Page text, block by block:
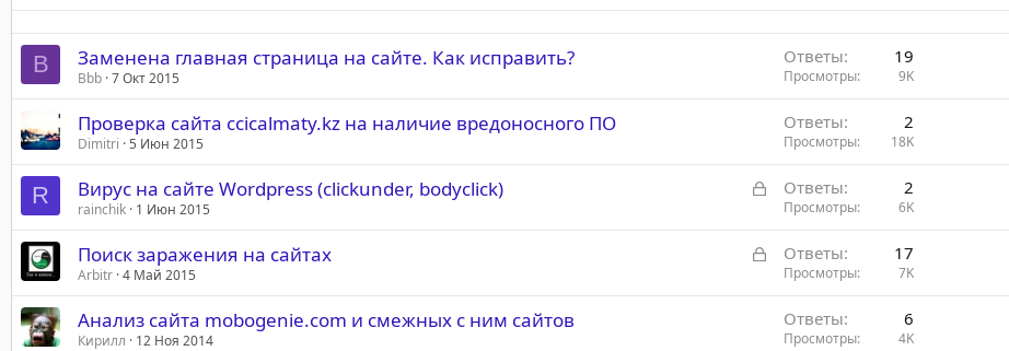
B Заменена главная страница на сайте. Как исправить?
Bbb 7 Окт 2015
Ответы 19
Просмотры 9K
Проверка сайта ccicalmaty.kz на наличие вредоносного ПО
Dimitri 5 Июн 2015
Ответы 2
Просмотры 18K
R
З
к
р
т
Вирус на сайте Wordpress (clickunder, bodyclick)
rainchik 1 Июн 2015
Ответы 2
Просмотры 6K
З
к
Поиск заражения на сайтах
Arbitr 4 Май 2015
Ответы 17
Просмотры 7K
Анализ сайта mobogenie.com и смежных с ним сайтов
Кирилл 12 Ноя 2014
Ответы 6
Просмотры 4K